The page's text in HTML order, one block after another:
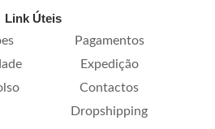
Link Úteis
Pagamentos
Expedição
Contactos
Dropshipping